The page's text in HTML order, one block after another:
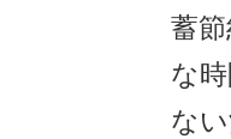
蓄
な
な